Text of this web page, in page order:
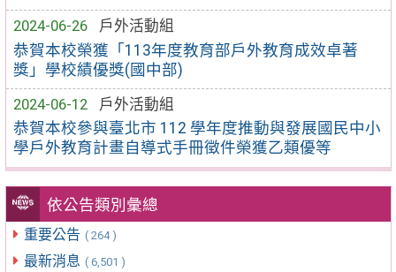
2024-06-26
戶外活動組
恭賀本校榮獲「113年度教育部戶外教育成效卓著
獎」學校績優獎(國中部)
2024-06-12
戶外活動組
恭賀本校參與臺北市 112 學年度推動與發展國民中小
學戶外教育計畫自導式手冊徵件榮獲乙類優等
依公告類別彙總
重要公告 ( 264 )
最新消息 ( 6,501 )